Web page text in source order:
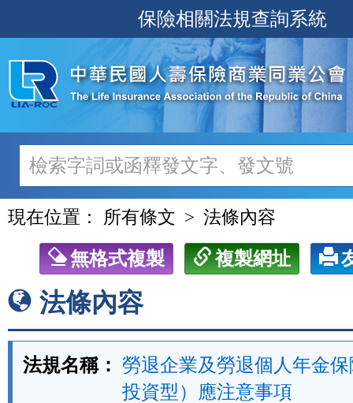
至
主
內
容
保險相關法規查詢系統
現在位置： 所有條文 法條內容
無格式複製 複製網址
法條內容
法規名稱：
勞退企業及勞退個人年金
投資型）應注意事項